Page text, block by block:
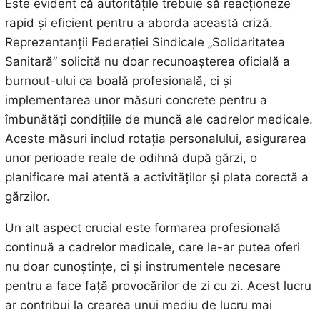
Este evident că autoritățile trebuie să reacționeze
rapid și eficient pentru a aborda această criză.
Reprezentanții Federației Sindicale „Solidaritatea
Sanitară” solicită nu doar recunoașterea oficială a
burnout-ului ca boală profesională, ci și
implementarea unor măsuri concrete pentru a
îmbunătăți condițiile de muncă ale cadrelor medicale.
Aceste măsuri includ rotația personalului, asigurarea
unor perioade reale de odihnă după gărzi, o
planificare mai atentă a activităților și plata corectă a
gărzilor.
Un alt aspect crucial este formarea profesională
continuă a cadrelor medicale, care le-ar putea oferi
nu doar cunoștințe, ci și instrumentele necesare
pentru a face față provocărilor de zi cu zi. Acest lucru
ar contribui la crearea unui mediu de lucru mai